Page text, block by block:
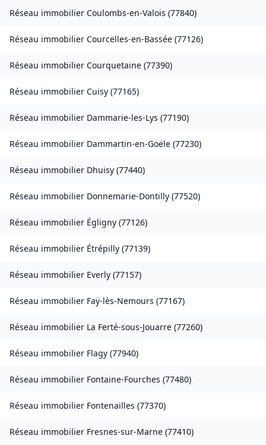
Réseau immobilier Coulombs-en-Valois (77840)
Réseau immobilier Courcelles-en-Bassée (77126)
Réseau immobilier Courquetaine (77390)
Réseau immobilier Cuisy (77165)
Réseau immobilier Dammarie-les-Lys (77190)
Réseau immobilier Dammartin-en-Goële (77230)
Réseau immobilier Dhuisy (77440)
Réseau immobilier Donnemarie-Dontilly (77520)
Réseau immobilier Égligny (77126)
Réseau immobilier Étrépilly (77139)
Réseau immobilier Everly (77157)
Réseau immobilier Faÿ-lès-Nemours (77167)
Réseau immobilier La Ferté-sous-Jouarre (77260)
Réseau immobilier Flagy (77940)
Réseau immobilier Fontaine-Fourches (77480)
Réseau immobilier Fontenailles (77370)
Réseau immobilier Fresnes-sur-Marne (77410)